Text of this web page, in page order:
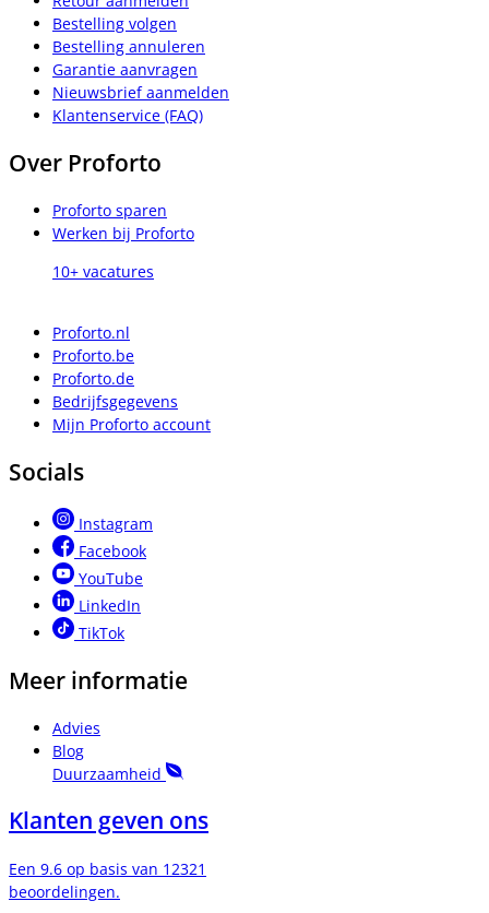
Bestelling volgen
Bestelling annuleren
Garantie aanvragen
Nieuwsbrief aanmelden
Klantenservice (FAQ)
Over Proforto
Proforto sparen
Werken bij Proforto
10+ vacatures
Proforto.nl
Proforto.be
Proforto.de
Bedrijfsgegevens
Mijn Proforto account
Socials
Instagram
Facebook
YouTube
LinkedIn
TikTok
Meer informatie
Advies
Blog
Duurzaamheid
Klanten geven ons
Een 9.6 op basis van 12321
beoordelingen.